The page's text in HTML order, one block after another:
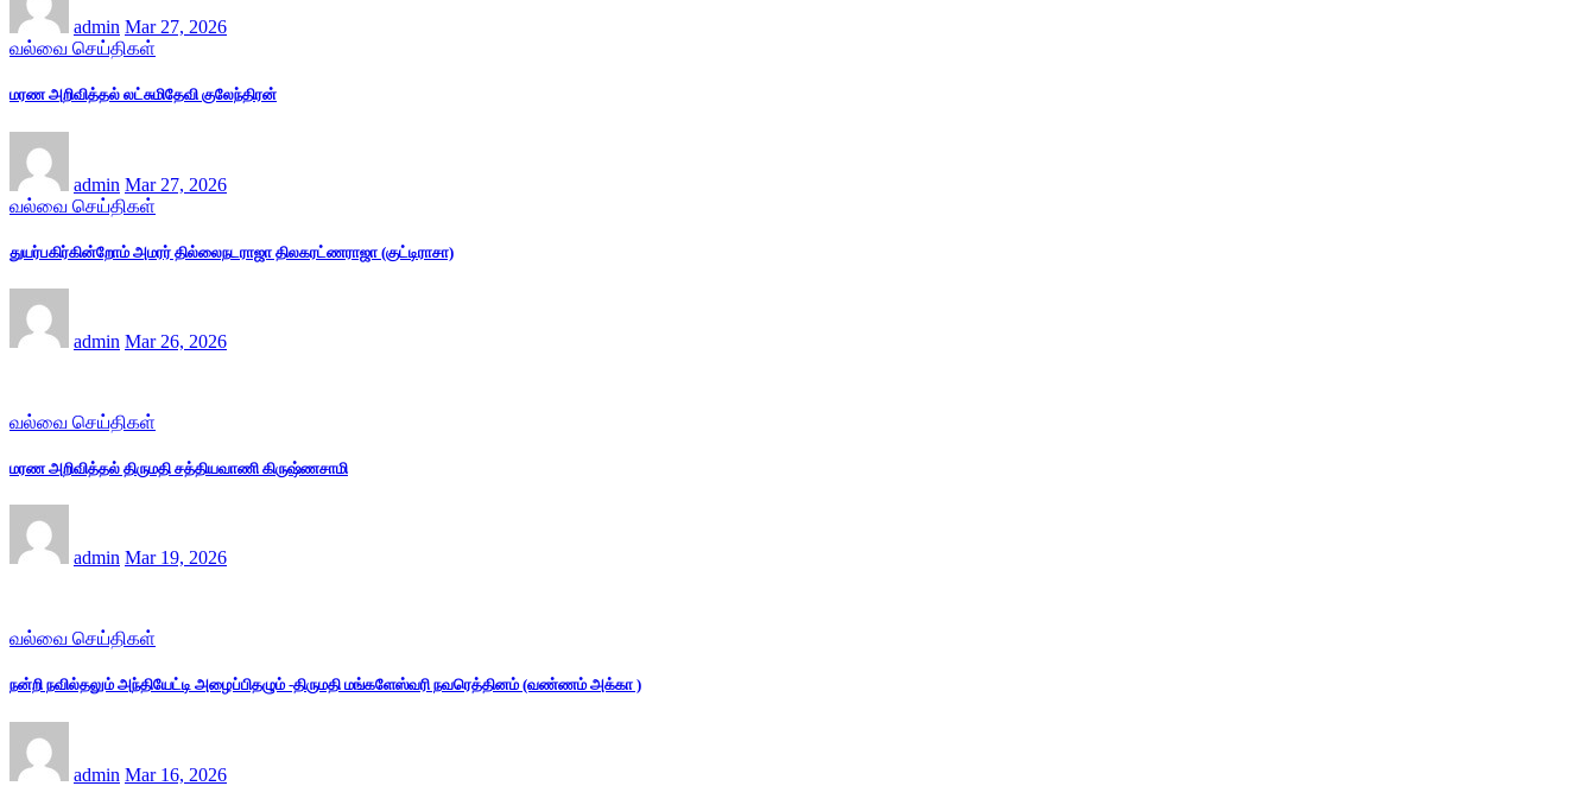
admin Mar 27, 2026
வல்வை செய்திகள்
மரண அறிவித்தல் லட்சுமிதேவி குலேந்திரன்
admin Mar 27, 2026
வல்வை செய்திகள்
துயர்பகிர்கின்றோம் அமரர் தில்லைநடராஜா திலகரட்ணராஜா (குட்டிராசா)
admin Mar 26, 2026
வல்வை செய்திகள்
மரண அறிவித்தல் திருமதி சத்தியவாணி கிருஷ்ணசாமி
admin Mar 19, 2026
வல்வை செய்திகள்
நன்றி நவில்தலும் அந்தியேட்டி அழைப்பிதழும் -திருமதி மங்களேஸ்வரி நவரெத்தினம் (வண்ணம் அக்கா )
admin Mar 16, 2026